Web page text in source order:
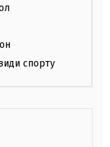
спорту